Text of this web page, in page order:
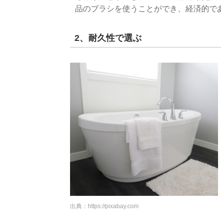
品のブラシを使うことができ、経済的で
2、耐久性で選ぶ
出典： https://pixabay.com